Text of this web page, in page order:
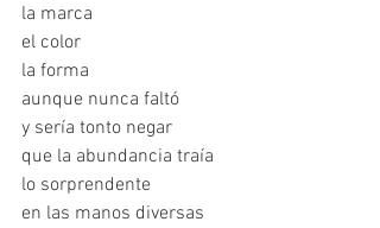
la marca
el color
la forma
aunque nunca faltó
y sería tonto negar
que la abundancia traía
lo sorprendente
en las manos diversas